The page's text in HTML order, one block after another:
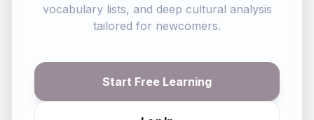
vocabulary lists, and deep cultural analysis
tailored for newcomers.
Start Free Learning